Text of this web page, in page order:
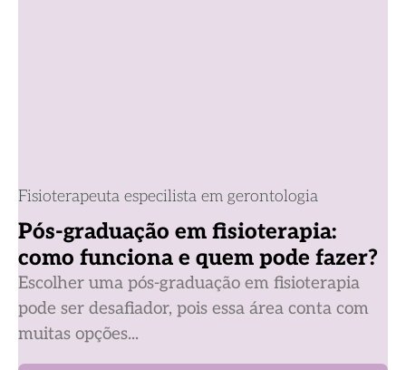
Fisioterapeuta especilista em gerontologia
Pós-graduação em fisioterapia:
como funciona e quem pode fazer?
Escolher uma pós-graduação em fisioterapia
pode ser desafiador, pois essa área conta com
muitas opções...